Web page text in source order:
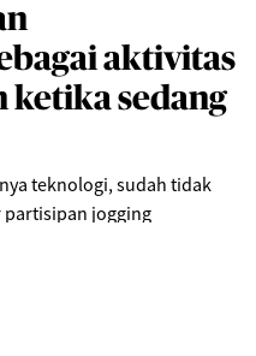
aktivitas
ketika sedang
teknologi, sudah tidak
partisipan jogging